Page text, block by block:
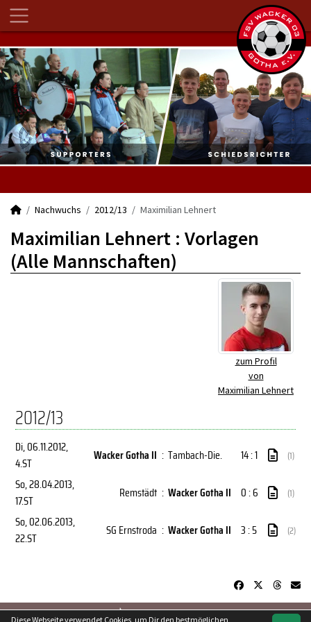
Nachwuchs 2012/13 Maximilian Lehnert
Maximilian Lehnert : Vorlagen
(Alle Mannschaften)
zum Profil
von
Maximilian Lehnert
2012/13
Di, 06.11.2012,
4.ST
Wacker Gotha II : Tambach-Die. 14 : 1 (1)
So, 28.04.2013,
17.ST
Remstädt : Wacker Gotha II 0 : 6 (1)
So, 02.06.2013,
22.ST
SG Ernstroda : Wacker Gotha II 3 : 5 (2)
soccero.de
Diese Webseite verwendet Cookies, um Dir den bestmöglichen